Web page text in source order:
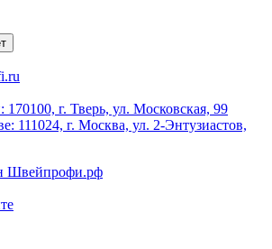
170100, г. Тверь, ул. Московская, 99
111024, г. Москва, ул. 2-Энтузиастов,